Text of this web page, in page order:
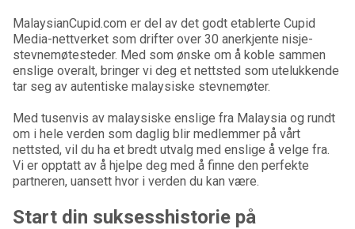
MalaysianCupid.com er del av det godt etablerte Cupid
Media-nettverket som drifter over 30 anerkjente nisje-
stevnemøtesteder. Med som ønske om å koble sammen
enslige overalt, bringer vi deg et nettsted som utelukkende
tar seg av autentiske malaysiske stevnemøter.
Med tusenvis av malaysiske enslige fra Malaysia og rundt
om i hele verden som daglig blir medlemmer på vårt
nettsted, vil du ha et bredt utvalg med enslige å velge fra.
Vi er opptatt av å hjelpe deg med å finne den perfekte
partneren, uansett hvor i verden du kan være.
Start din suksesshistorie på